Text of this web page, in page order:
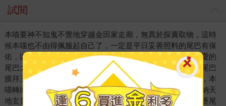
試閱
本喵要神不知鬼不覺地穿越金田家走廊，無異於探囊取物，這時
候本喵也不由得佩服起自己了，一定是平日妥善照料的尾巴有保
佑，以後不能小看尾巴了。本喵稍微低下頭，想好好膜拜敬愛的
尾巴大神，祈禱喵運興隆，但方向一直對不準，要快點對著尾巴
膜拜三次才行啊。本喵想轉身看尾巴，尾巴也跟著順勢轉動，本
喵轉頭想追上尾巴，尾巴卻總是保持一定的距離，果然是廣納天
地玄黃於方寸之間的神物啊，不是本喵能夠追上的。本喵追逐尾